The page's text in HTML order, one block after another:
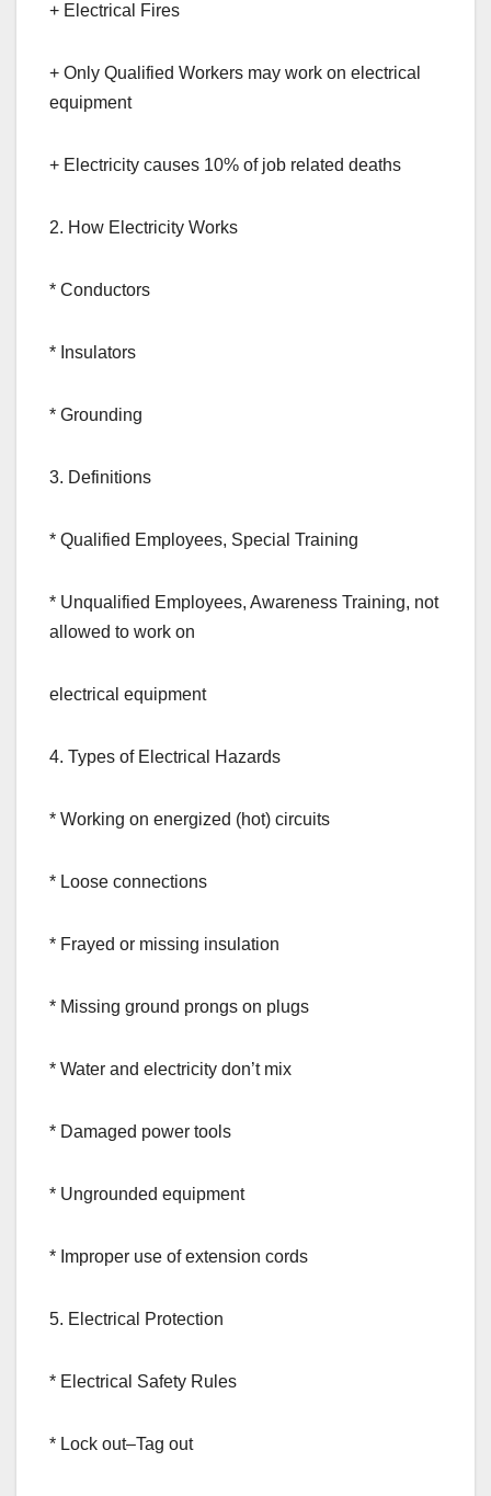
+ Electrical Fires
+ Only Qualified Workers may work on electrical
equipment
+ Electricity causes 10% of job related deaths
2. How Electricity Works
* Conductors
* Insulators
* Grounding
3. Definitions
* Qualified Employees, Special Training
* Unqualified Employees, Awareness Training, not
allowed to work on
electrical equipment
4. Types of Electrical Hazards
* Working on energized (hot) circuits
* Loose connections
* Frayed or missing insulation
* Missing ground prongs on plugs
* Water and electricity don’t mix
* Damaged power tools
* Ungrounded equipment
* Improper use of extension cords
5. Electrical Protection
* Electrical Safety Rules
* Lock out–Tag out